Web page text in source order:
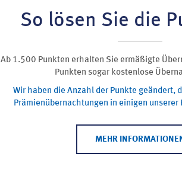
So lösen Sie die
Ab 1.500 Punkten erhalten Sie ermäßigte
Punkten sogar kostenlose
Wir haben die Anzahl der Punkte geändert,
Prämienübernachtungen in einigen
MEHR